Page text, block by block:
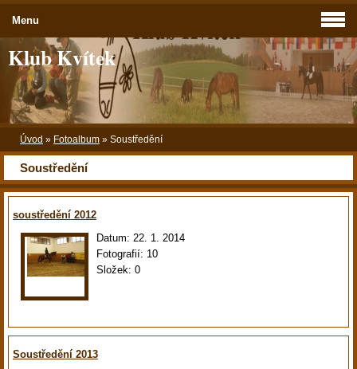
Klub Kvítek
Úvod » Fotoalbum » Soustředění
Soustředění
soustředění 2012
Datum: 22. 1. 2014
Fotografií: 10
Složek: 0
Soustředění 2013
Menu